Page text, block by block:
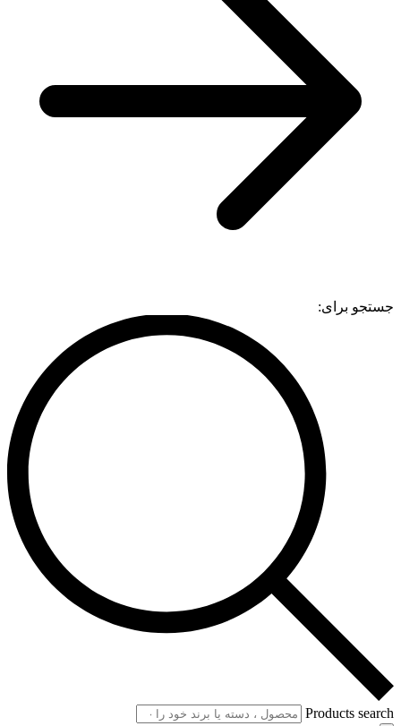
جستجو برای:
Products search